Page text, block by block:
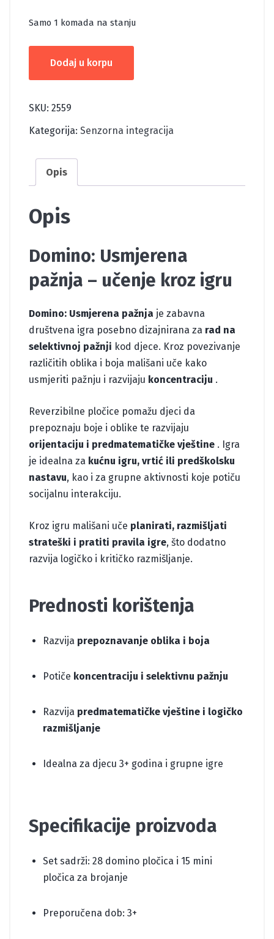
Samo 1 komada na stanju
USMJERENA
količina
Dodaj u korpu
SKU: 2559
Kategorija: Senzorna integracija
Opis
Opis
Domino: Usmjerena
pažnja – učenje kroz igru
Domino: Usmjerena pažnja je zabavna
društvena igra posebno dizajnirana za rad na
selektivnoj pažnji kod djece. Kroz povezivanje
različitih oblika i boja mališani uče kako
usmjeriti pažnju i razvijaju koncentraciju .
Reverzibilne pločice pomažu djeci da
prepoznaju boje i oblike te razvijaju
orijentaciju i predmatematičke vještine . Igra
je idealna za kućnu igru, vrtić ili predškolsku
nastavu, kao i za grupne aktivnosti koje potiču
socijalnu interakciju.
Kroz igru mališani uče planirati, razmišljati
strateški i pratiti pravila igre, što dodatno
razvija logičko i kritičko razmišljanje.
Prednosti korištenja
Razvija prepoznavanje oblika i boja
Potiče koncentraciju i selektivnu pažnju
Razvija predmatematičke vještine i logičko
razmišljanje
Idealna za djecu 3+ godina i grupne igre
Specifikacije proizvoda
Set sadrži: 28 domino pločica i 15 mini
pločica za brojanje
Preporučena dob: 3+